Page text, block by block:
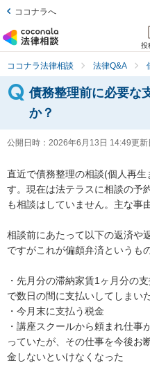
ココナラへ
投
ココナラ法律相談 法律Q&A
債務整理前に必要な
か？
公開日時： 2026年6月13日 14:49更新
直近で債務整理の相談(個人再
す。現在は法テラスに相談の予
も相談はしていません。主な事
相談前にあたって以下の返済や
ですがこれが偏頗弁済というも
・先月分の滞納家賃1ヶ月分の
で数日の間に支払いしてしまい
・今月末に支払う税金
・講座スクールから頼まれ仕事
っていたが、その仕事を今後お
金しないといけなくなった